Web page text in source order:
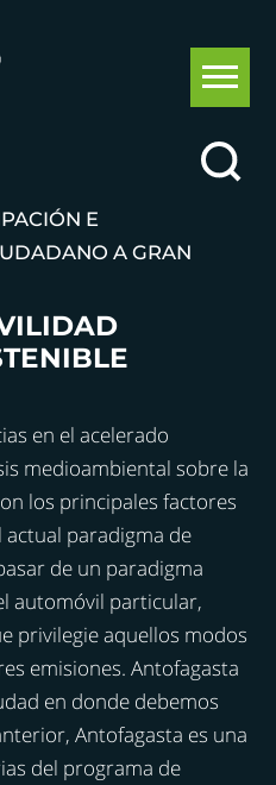
E
A GRAN
en el acelerado
medioambiental sobre la
los principales factores
paradigma de
de un paradigma
automóvil particular,
privilegie aquellos modos
emisiones. Antofagasta
en donde debemos
Antofagasta es una
del programa de